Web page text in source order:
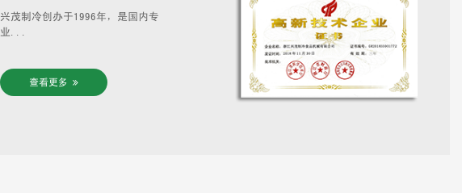
兴茂制冷创办于1996年，是国内专
业...
查看更多